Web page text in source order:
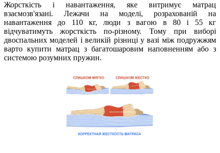
Жорсткість і навантаження, яке витримує матрац
взаємозв'язані. Лежачи на моделі, розрахованій на
навантаження до 110 кг, люди з вагою в 80 і 55 кг
відчуватимуть жорсткість по-різному. Тому при виборі
двоспальних моделей і великій різниці у вазі між подружжям
варто купити матрац з багатошаровим наповненням або з
системою розумних пружин.